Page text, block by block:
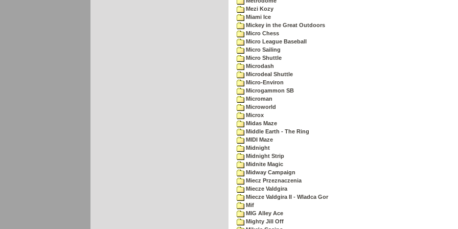
Mezi Kozy
Miami Ice
Mickey in the Great Outdoors
Micro Chess
Micro League Baseball
Micro Sailing
Micro Shuttle
Microdash
Microdeal Shuttle
Micro-Environ
Microgammon SB
Microman
Microworld
Microx
Midas Maze
Middle Earth - The Ring
MIDI Maze
Midnight
Midnight Strip
Midnite Magic
Midway Campaign
Miecz Przeznaczenia
Miecze Valdgira
Miecze Valdgira II - Wladca Gor
Mif
MIG Alley Ace
Mighty Jill Off